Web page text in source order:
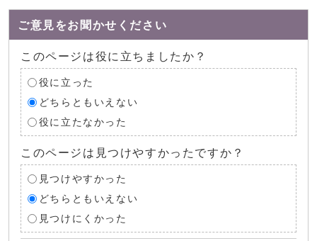
ご意見をお聞かせください
このページは役に立ちましたか？
役に立った
どちらともいえない
役に立たなかった
このページは見つけやすかったですか？
見つけやすかった
どちらともいえない
見つけにくかった